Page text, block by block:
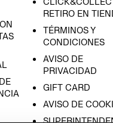
RETIRO EN
TÉRMINOS Y
CONDICIONES
AVISO DE
PRIVACIDAD
GIFT CARD
AVISO DE